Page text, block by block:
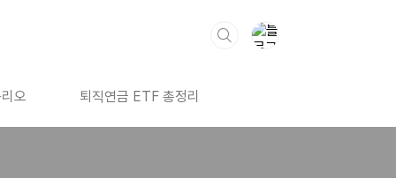
오 퇴직연금 ETF 총정리